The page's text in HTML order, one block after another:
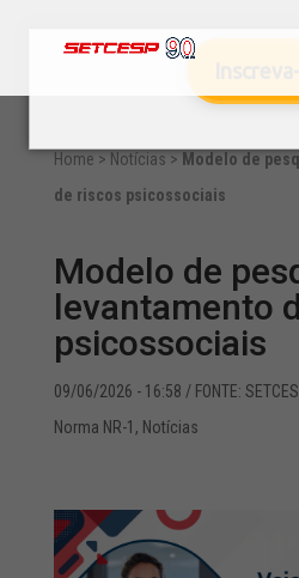
Home > Notícias > Modelo de
de riscos psicossociais
Modelo de
levantamento
psicossociais
09/06/2026 - 16:58 / FONTE:
Norma NR-1 , Notícias